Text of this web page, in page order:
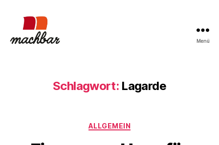
Menü
Schlagwort: Lagarde
Kategorien
ALLGEMEIN